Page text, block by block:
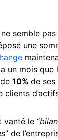
ne semble
une
un mois que
10% de ses
vanté le “
” de